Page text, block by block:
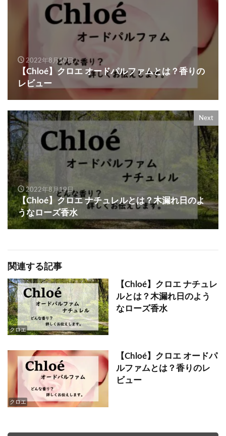
2022年8月10日
【Chloé】クロエ オードパルファムとは？香りの
レビュー
Next
2022年8月19日
【Chloé】クロエ ナチュレルとは？木漏れ日のよ
うなローズ香水
関連する記事
クロエ
【Chloé】クロエ ナチュレ
ルとは？木漏れ日のよう
なローズ香水
クロエ
【Chloé】クロエ オードパ
ルファムとは？香りのレ
ビュー